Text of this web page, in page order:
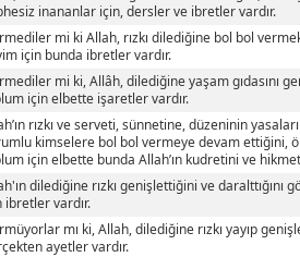
inananlar için, dersler ve ibretler vardır.
mi ki Allah, rızkı dilediğine bol bol
için bunda ibretler vardır.
mi ki, Allâh, dilediğine yaşam gıdasını
için elbette işaretler vardır.
rızkı ve serveti, sünnetine, düzeninin
kimselere bol bol vermeye devam ettiğini,
için elbette bunda Allah’ın kudretini ve
dilediğine rızkı genişlettiğini ve
ibretler vardır.
mı ki, Allah, dilediğine rızkı yayıp
ayetler vardır.